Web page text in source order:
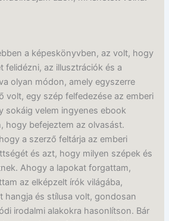
a képeskönyvben, az volt, hogy
felidézni, az illusztrációk és a
olyan módon, amely egyszerre
volt, egy szép felfedezése az emberi
sokáig velem ingyenes ebook
hogy befejeztem az olvasást.
a szerző feltárja az emberi
és azt, hogy milyen szépek és
Ahogy a lapokat forgattam,
az elképzelt írók világába,
hangja és stílusa volt, gondosan
irodalmi alakokra hasonlítson. Bár